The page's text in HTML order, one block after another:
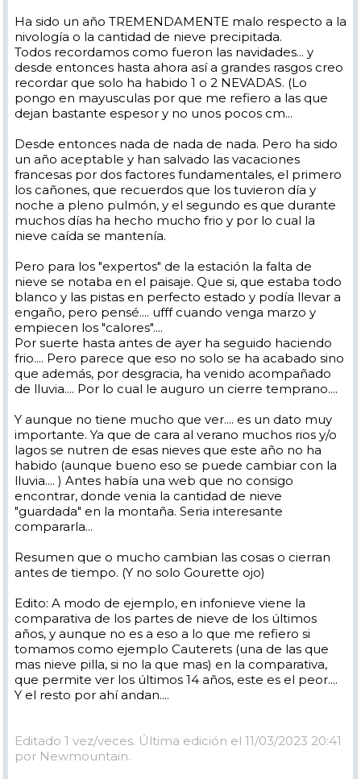
Ha sido un año TREMENDAMENTE malo respecto a la
nivología o la cantidad de nieve precipitada.
Todos recordamos como fueron las navidades... y
desde entonces hasta ahora así a grandes rasgos creo
recordar que solo ha habido 1 o 2 NEVADAS. (Lo
pongo en mayusculas por que me refiero a las que
dejan bastante espesor y no unos pocos cm...
Desde entonces nada de nada de nada. Pero ha sido
un año aceptable y han salvado las vacaciones
francesas por dos factores fundamentales, el primero
los cañones, que recuerdos que los tuvieron día y
noche a pleno pulmón, y el segundo es que durante
muchos días ha hecho mucho frio y por lo cual la
nieve caída se mantenía.
Pero para los "expertos" de la estación la falta de
nieve se notaba en el paisaje. Que si, que estaba todo
blanco y las pistas en perfecto estado y podía llevar a
engaño, pero pensé.... ufff cuando venga marzo y
empiecen los "calores"....
Por suerte hasta antes de ayer ha seguido haciendo
frio.... Pero parece que eso no solo se ha acabado sino
que además, por desgracia, ha venido acompañado
de lluvia.... Por lo cual le auguro un cierre temprano....
Y aunque no tiene mucho que ver.... es un dato muy
importante. Ya que de cara al verano muchos rios y/o
lagos se nutren de esas nieves que este año no ha
habido (aunque bueno eso se puede cambiar con la
lluvia.... ) Antes había una web que no consigo
encontrar, donde venia la cantidad de nieve
"guardada" en la montaña. Seria interesante
compararla...
Resumen que o mucho cambian las cosas o cierran
antes de tiempo. (Y no solo Gourette ojo)
Edito: A modo de ejemplo, en infonieve viene la
comparativa de los partes de nieve de los últimos
años, y aunque no es a eso a lo que me refiero si
tomamos como ejemplo Cauterets (una de las que
mas nieve pilla, si no la que mas) en la comparativa,
que permite ver los últimos 14 años, este es el peor....
Y el resto por ahí andan....
Editado 1 vez/veces. Última edición el 11/03/2023 20:41
por Newmountain.